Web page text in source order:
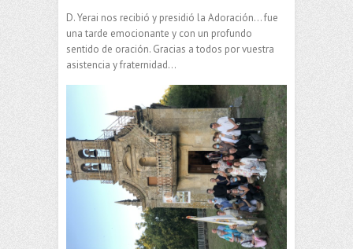
D. Yerai nos recibió y presidió la Adoración… fue
una tarde emocionante y con un profundo
sentido de oración. Gracias a todos por vuestra
asistencia y fraternidad…